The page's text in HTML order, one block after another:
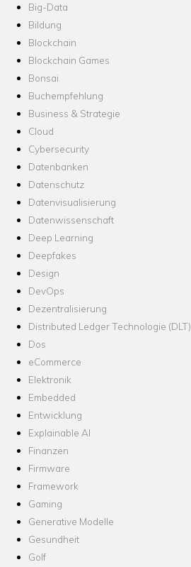
Big-Data
Bildung
Blockchain
Blockchain Games
Bonsai
Buchempfehlung
Business & Strategie
Cloud
Cybersecurity
Datenbanken
Datenschutz
Datenvisualisierung
Datenwissenschaft
Deep Learning
Deepfakes
Design
DevOps
Dezentralisierung
Distributed Ledger Technologie (DLT)
Dos
eCommerce
Elektronik
Embedded
Entwicklung
Explainable AI
Finanzen
Firmware
Framework
Gaming
Generative Modelle
Gesundheit
Golf